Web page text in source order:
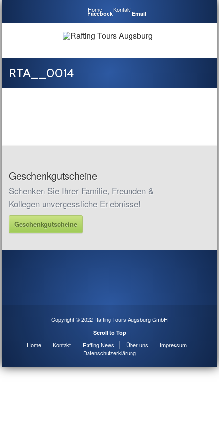
Home Kontakt
Facebook Email
RTA__0014
Geschenkgutscheine
Schenken Sie Ihrer Familie, Freunden &
Kollegen unvergessliche Erlebnisse!
Geschenkgutscheine
Copyright © 2022 Rafting Tours Augsburg GmbH
Scroll to Top
Home Kontakt Rafting News Über uns
Impressum
Datenschutzerklärung